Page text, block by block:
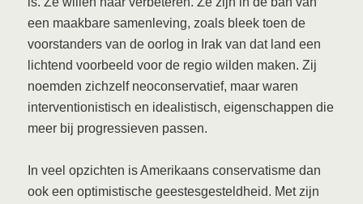
een maakbare samenleving, zoals bleek toen de
voorstanders van de oorlog in Irak van dat land een
lichtend voorbeeld voor de regio wilden maken. Zij
noemden zichzelf neoconservatief, maar waren
interventionistisch en idealistisch, eigenschappen die
meer bij progressieven passen.
In veel opzichten is Amerikaans conservatisme dan
ook een optimistische geestesgesteldheid. Met zijn